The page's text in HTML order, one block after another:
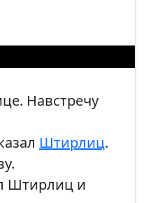
Навстречу
Штирлиц.
Штирлиц и